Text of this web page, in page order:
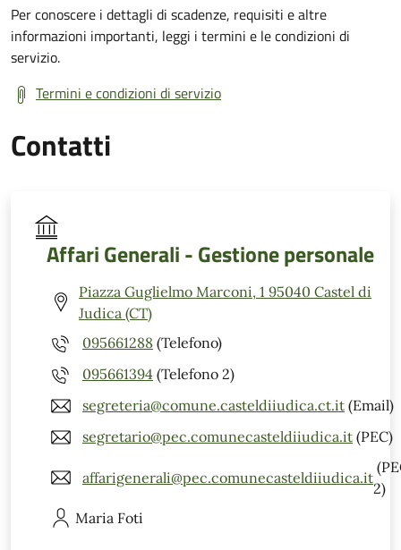
Per conoscere i dettagli di scadenze, requisiti e altre
informazioni importanti, leggi i termini e le condizioni di
servizio.
Termini e condizioni di servizio
Contatti
Affari Generali - Gestione personale
Piazza Guglielmo Marconi, 1 95040 Castel di
Judica (CT)
095661288 (Telefono)
095661394 (Telefono 2)
segreteria@comune.casteldiiudica.ct.it (Email)
segretario@pec.comunecasteldiiudica.it (PEC)
affarigenerali@pec.comunecasteldiiudica.it
2)
Maria Foti